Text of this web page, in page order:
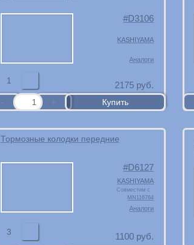
D3106
KASHIYAMA
Аналоги
1 2175 руб.
Тормозные колодки передние
D6127
KASHIYAMA
Совместим с
MN116764
Аналоги
3 1100 руб.